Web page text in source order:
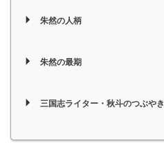
朱然の人柄
朱然の最期
三国志ライター・秋斗のつぶやき